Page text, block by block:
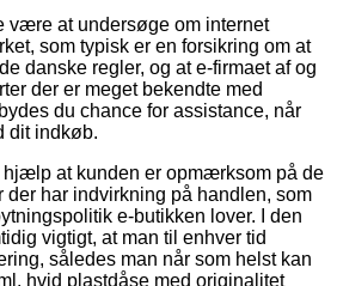
være at undersøge om internet
som typisk er en forsikring om at
danske regler, og at e-firmaet af og
der er meget bekendte med
du chance for assistance, når
dit indkøb.
at kunden er opmærksom på de
der har indvirkning på handlen, som
e-butikken lover. I den
vigtigt, at man til enhver tid
således man når som helst kan
hvid plastdåse med originalitet